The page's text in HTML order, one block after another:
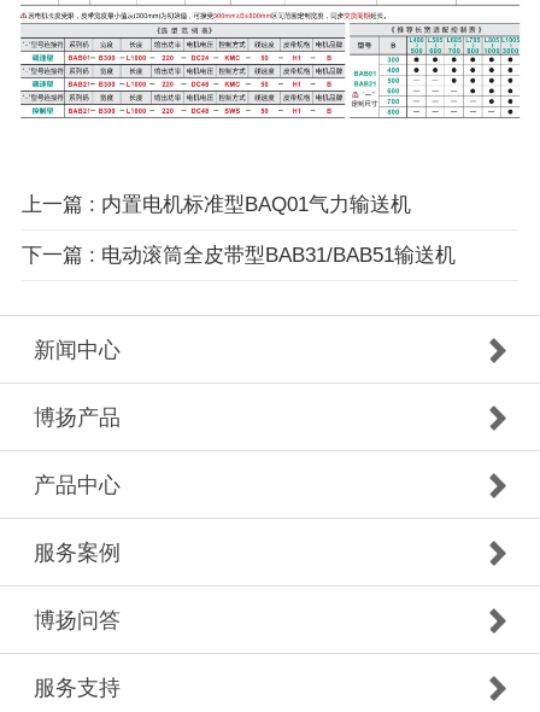
上一篇 : 内置电机标准型BAQ01气力输送机
下一篇 : 电动滚筒全皮带型BAB31/BAB51输送机
新闻中心
博扬产品
产品中心
服务案例
博扬问答
服务支持